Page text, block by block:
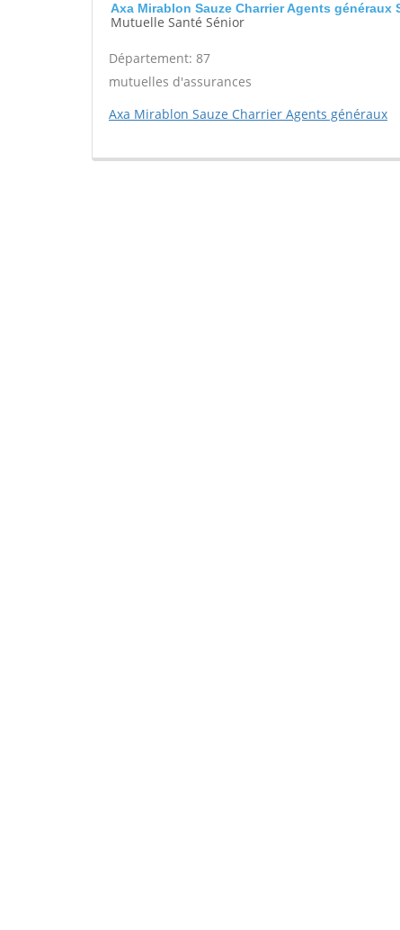
Axa Mirablon Sauze Charrier Agents généraux
Mutuelle Santé Sénior
Département: 87
mutuelles d'assurances
Axa Mirablon Sauze Charrier Agents généraux